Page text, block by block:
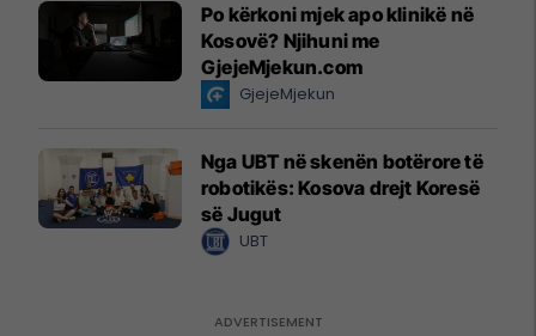
Po kërkoni mjek apo klinikë në
Kosovë? Njihuni me
GjejeMjekun.com
GjejeMjekun
Nga UBT në skenën botërore të
robotikës: Kosova drejt Koresë
së Jugut
UBT